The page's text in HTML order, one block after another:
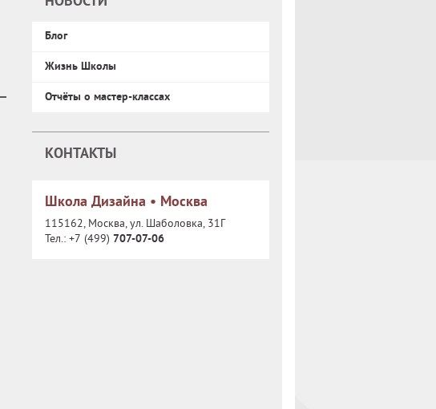
Блог
Жизнь Школы
Отчёты о мастер-классах
КОНТАКТЫ
Школа Дизайна • Москва
115162, Москва, ул. Шаболовка, 31Г
Тел.: +7 (499) 707-07-06